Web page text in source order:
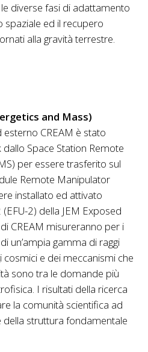
diverse fasi di adattamento
spaziale ed il recupero
alla gravità terrestre.
and Mass)
CREAM è stato
Space Station Remote
per essere trasferito sul
Remote Manipulator
installato ed attivato
(EFU-2) della JEM Exposed
CREAM misureranno per i
un’ampia gamma di raggi
cosmici e dei meccanismi che
sono tra le domande più
I risultati della ricerca
la comunità scientifica ad
struttura fondamentale